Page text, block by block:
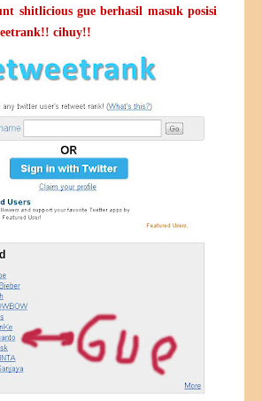
shitlicious gue berhasil masuk posisi
!! cihuy!!